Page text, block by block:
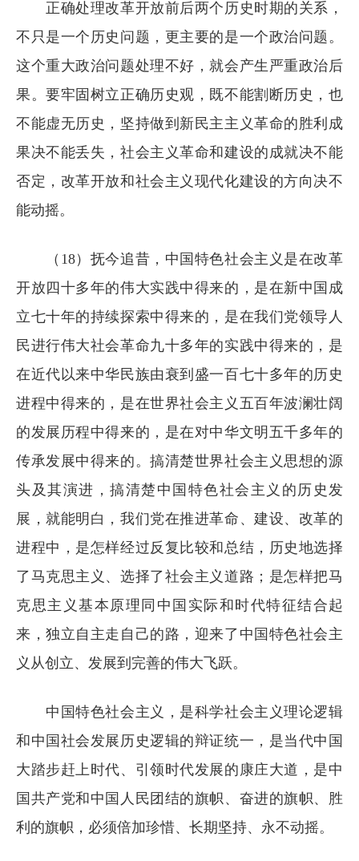
正确处理改革开放前后两个历史时期的关系，
不只是一个历史问题，更主要的是一个政治问题。
这个重大政治问题处理不好，就会产生严重政治后
果。要牢固树立正确历史观，既不能割断历史，也
不能虚无历史，坚持做到新民主主义革命的胜利成
果决不能丢失，社会主义革命和建设的成就决不能
否定，改革开放和社会主义现代化建设的方向决不
能动摇。
（18）抚今追昔，中国特色社会主义是在改革
开放四十多年的伟大实践中得来的，是在新中国成
立七十年的持续探索中得来的，是在我们党领导人
民进行伟大社会革命九十多年的实践中得来的，是
在近代以来中华民族由衰到盛一百七十多年的历史
进程中得来的，是在世界社会主义五百年波澜壮阔
的发展历程中得来的，是在对中华文明五千多年的
传承发展中得来的。搞清楚世界社会主义思想的源
头及其演进，搞清楚中国特色社会主义的历史发
展，就能明白，我们党在推进革命、建设、改革的
进程中，是怎样经过反复比较和总结，历史地选择
了马克思主义、选择了社会主义道路；是怎样把马
克思主义基本原理同中国实际和时代特征结合起
来，独立自主走自己的路，迎来了中国特色社会主
义从创立、发展到完善的伟大飞跃。
中国特色社会主义，是科学社会主义理论逻辑
和中国社会发展历史逻辑的辩证统一，是当代中国
大踏步赶上时代、引领时代发展的康庄大道，是中
国共产党和中国人民团结的旗帜、奋进的旗帜、胜
利的旗帜，必须倍加珍惜、长期坚持、永不动摇。